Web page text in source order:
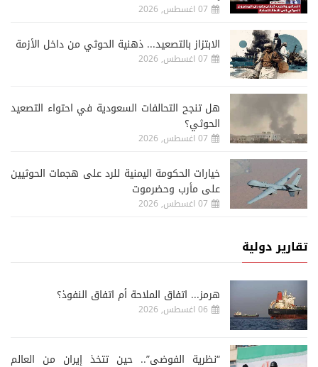
07 اغسطس, 2026
الابتزاز بالتصعيد... ذهنية الحوثي من داخل الأزمة
07 اغسطس, 2026
هل تنجح التحالفات السعودية في احتواء التصعيد
الحوثي؟
07 اغسطس, 2026
خيارات الحكومة اليمنية للرد على هجمات الحوثيين
على مأرب وحضرموت
07 اغسطس, 2026
تقارير دولية
هرمز... اتفاق الملاحة أم اتفاق النفوذ؟
06 اغسطس, 2026
“نظرية الفوضى”.. حين تتخذ إيران من العالم